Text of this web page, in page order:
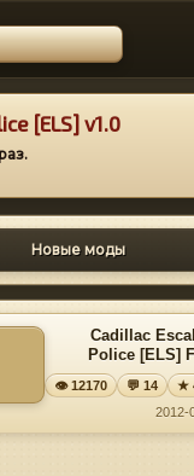
[ELS] v1.0
Новые моды
Cadillac
Police [ELS]
👁 12170 💬 14
★
2012-